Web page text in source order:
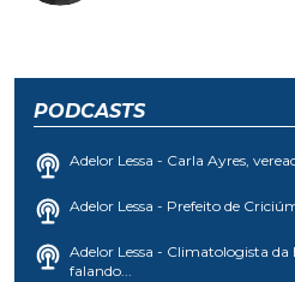
PODCASTS
Adelor Lessa - Carla Ayres,
Adelor Lessa - Prefeito de
Adelor Lessa - Climatologista
falando...